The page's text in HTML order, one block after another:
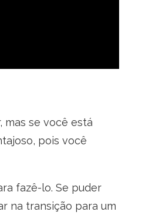
mas se você está
pois você
fazê-lo. Se puder
na transição para um